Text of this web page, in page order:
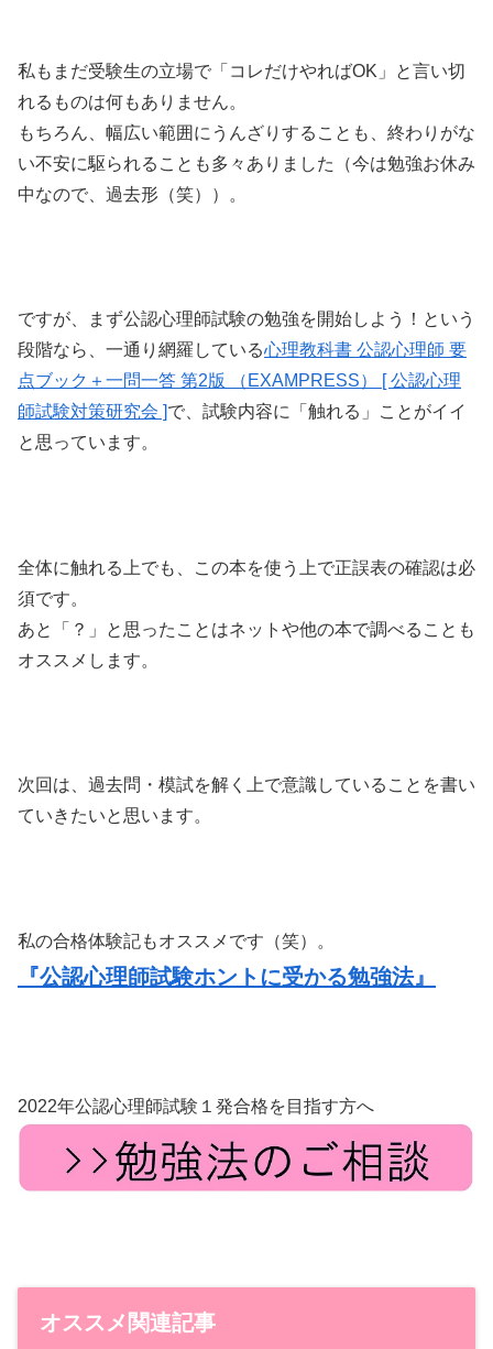
私もまだ受験生の立場で「コレだけやればOK」と言い切
れるものは何もありません。
もちろん、幅広い範囲にうんざりすることも、終わりがな
い不安に駆られることも多々ありました（今は勉強お休み
中なので、過去形（笑））。
ですが、まず公認心理師試験の勉強を開始しよう！という
段階なら、一通り網羅している心理教科書 公認心理師 要
点ブック＋一問一答 第2版 （EXAMPRESS） [ 公認心理
師試験対策研究会 ]で、試験内容に「触れる」ことがイイ
と思っています。
全体に触れる上でも、この本を使う上で正誤表の確認は必
須です。
あと「？」と思ったことはネットや他の本で調べることも
オススメします。
次回は、過去問・模試を解く上で意識していることを書い
ていきたいと思います。
私の合格体験記もオススメです（笑）。
『公認心理師試験ホントに受かる勉強法』
2022年公認心理師試験１発合格を目指す方へ
オススメ関連記事